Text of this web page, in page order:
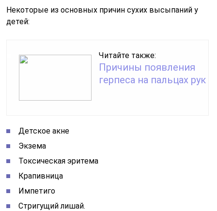
Некоторые из основных причин сухих высыпаний у
детей:
Читайте также:
Причины появления
герпеса на пальцах рук
Детское акне
Экзема
Токсическая эритема
Крапивница
Импетиго
Стригущий лишай.